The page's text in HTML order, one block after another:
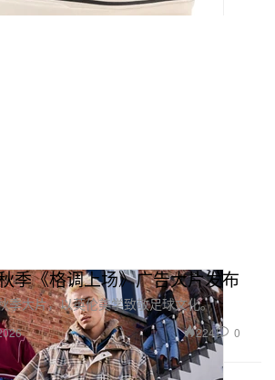
季《格调上场》广告大片发布
季大片，以英伦美学致敬足球文化。
224 0